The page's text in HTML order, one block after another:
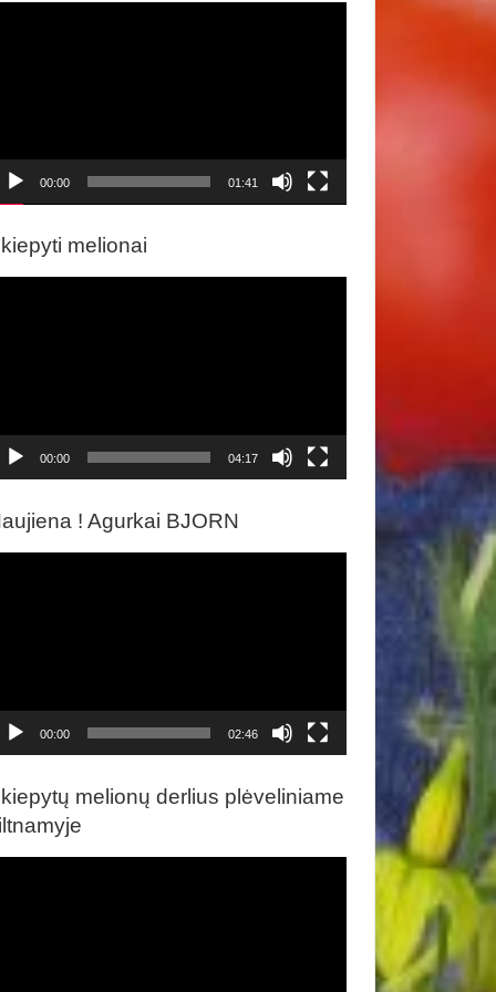
00:00 01:41
melionai
00:00 04:17
! Agurkai BJORN
00:00 02:46
melionų derlius plėveliniame